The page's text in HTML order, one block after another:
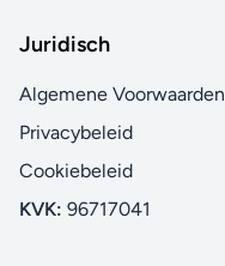
Juridisch
Algemene Voorwaarden
Privacybeleid
Cookiebeleid
KVK: 96717041